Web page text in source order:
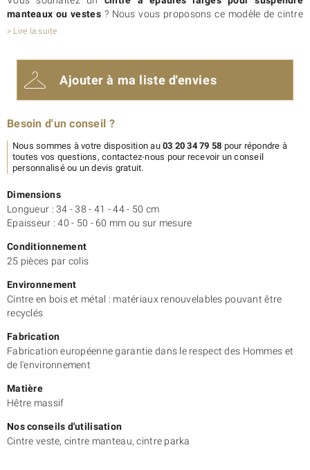
manteaux ou vestes? Nous vous proposons ce modèle de cintre
vendu en lot
apporte un effet mat très actuel, et un toucher soyeux agréable.
Ce cintre en bois massif estpersonnalisable avec votre logo
Vous cherchez un modèle pour hauts ? Alors, nous vous invitons à
visiter la
> Lire la suite
Dimensions
Longueur : 34 - 38 - 41 - 44 - 50 cm
Epaisseur : 40 - 50 - 60 mm ou sur mesure
Conditionnement
25 pièces par colis
Environnement
Cintre en bois et métal : matériaux renouvelables pouvant être
recyclés
Fabrication
Fabrication européenne garantie dans le respect des Hommes et
de l'environnement
Matière
Hêtre massif
Nos conseils d'utilisation
Cintre veste, cintre manteau, cintre parka
Ajouter à ma liste d'envies
Besoin d'un conseil ?
Nous sommes à votre disposition au03 20 34 79 58 pour répondre à
toutes vos questions, contactez-nous pour recevoir un conseil
personnalisé ou un devis gratuit.